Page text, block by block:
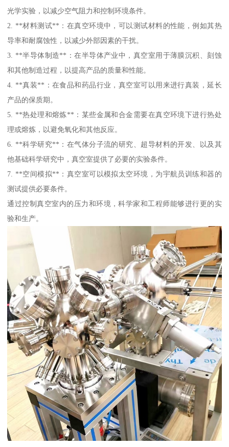
光学实验，以减少空气阻力和控制环境条件。
2. **材料测试**：在真空环境中，可以测试材料的性能，例如其热
导率和耐腐蚀性，以减少外部因素的干扰。
3. **半导体制造**：在半导体产业中，真空室用于薄膜沉积、刻蚀
和其他制造过程，以提高产品的质量和性能。
4. **真装**：在食品和药品行业，真空室可以用来进行真装，延长
产品的保质期。
5. **热处理和熔炼**：某些金属和合金需要在真空环境下进行热处
理或熔炼，以避免氧化和其他反应。
6. **科学研究**：在气体分子流的研究、超导材料的开发、以及其
他基础科学研究中，真空室提供了必要的实验条件。
7. **空间模拟**：真空室可以模拟太空环境，为宇航员训练和器的
测试提供必要条件。
通过控制真空室内的压力和环境，科学家和工程师能够进行更的实
验和生产。